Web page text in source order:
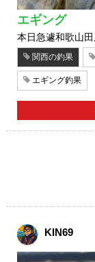
エギング
本日急遽和歌山
関西の釣果
エギング釣果
KIN69